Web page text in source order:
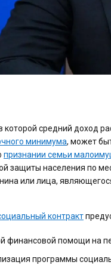
которой средний доход
минимума, может
признании семьи
защиты населения по
или лица,
контракт
финансовой помощи на
программы